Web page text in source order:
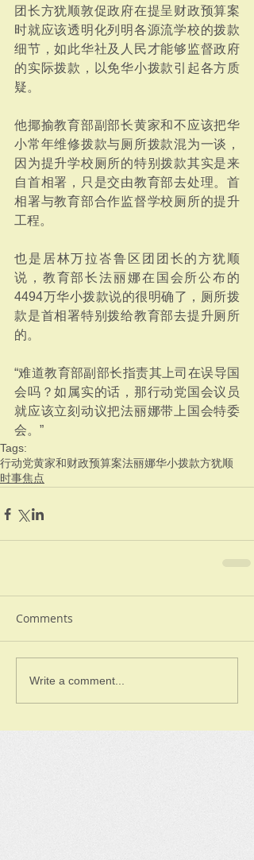
团长方犹顺敦促政府在提呈财政预算案
时就应该透明化列明各源流学校的拨款
细节，如此华社及人民才能够监督政府
的实际拨款，以免华小拨款引起各方质
疑。
他揶揄教育部副部长黄家和不应该把华
小常年维修拨款与厕所拨款混为一谈，
因为提升学校厕所的特别拨款其实是来
自首相署，只是交由教育部去处理。首
相署与教育部合作监督学校厕所的提升
工程。
也是居林万拉峇鲁区团团长的方犹顺
说，教育部长法丽娜在国会所公布的
4494万华小拨款说的很明确了，厕所拨
款是首相署特别拨给教育部去提升厕所
的。
“难道教育部副部长指责其上司在误导国
会吗？如属实的话，那行动党国会议员
就应该立刻动议把法丽娜带上国会特委
会。”
Tags:
行动党黄家和财政预算案法丽娜华小拨款方犹顺
时事焦点
Comments
Write a comment...